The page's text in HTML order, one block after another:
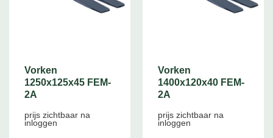
Vorken
1250x125x45 FEM-
2A
prijs zichtbaar na
inloggen
Vorken
1400x120x40 FEM-
2A
prijs zichtbaar na
inloggen